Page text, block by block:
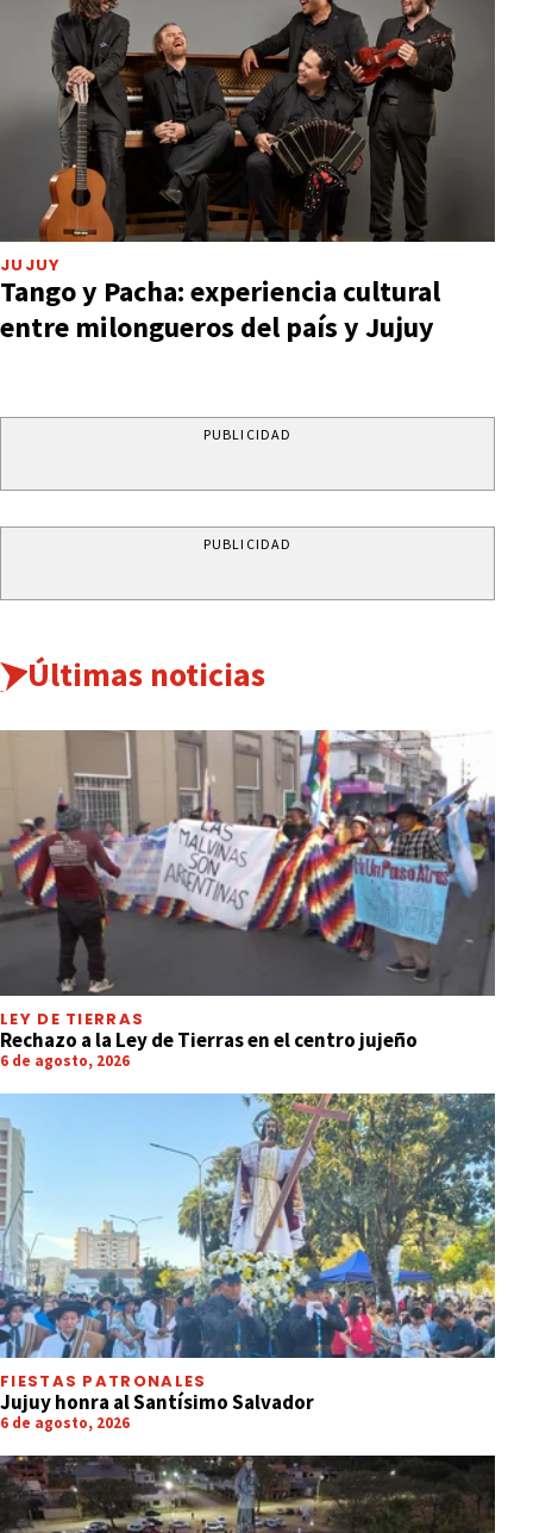
JUJUY
Tango y Pacha: experiencia cultural
entre milongueros del país y Jujuy
PUBLICIDAD
PUBLICIDAD
Últimas noticias
LEY DE TIERRAS
Rechazo a la Ley de Tierras en el centro jujeño
6 de agosto, 2026
FIESTAS PATRONALES
Jujuy honra al Santísimo Salvador
6 de agosto, 2026